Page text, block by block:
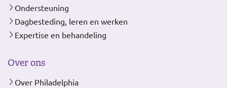
Ondersteuning
Dagbesteding, leren en werken
Expertise en behandeling
Over ons
Over Philadelphia